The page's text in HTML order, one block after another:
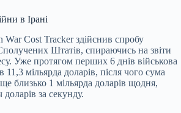
в Ірані
Cost Tracker здійснив спробу
Штатів, спираючись на звіти
Уже протягом перших 6 днів військова
11,3 мільярда доларів, після чого сума
близько 1 мільярда доларів щодня,
за секунду.